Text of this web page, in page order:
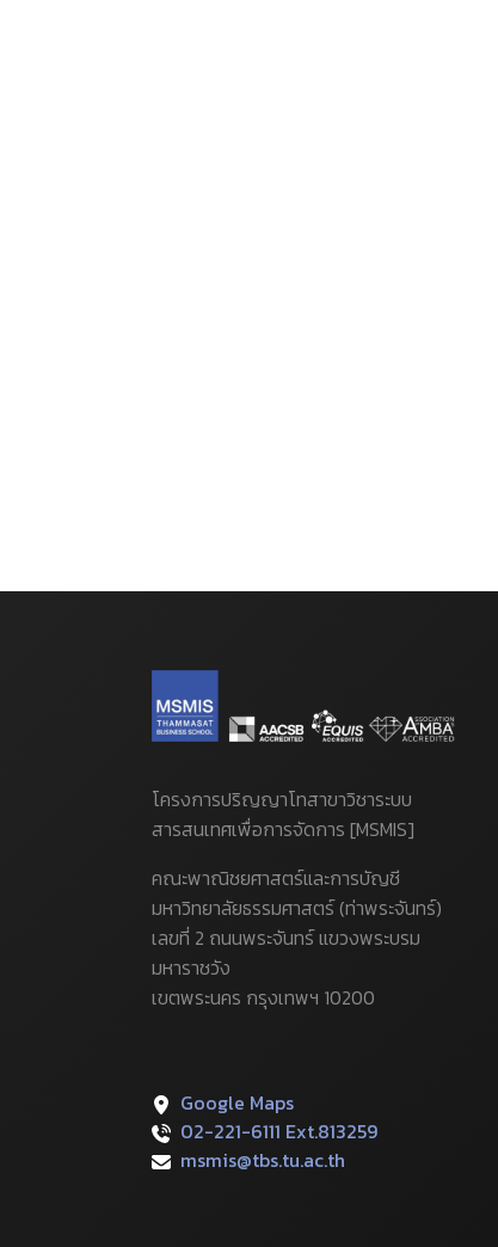
โครงการปริญญาโทสาขาวิชาระบบ
สารสนเทศเพื่อการจัดการ [MSMIS]
คณะพาณิชยศาสตร์และการบัญชี
มหาวิทยาลัยธรรมศาสตร์ (ท่าพระจันทร์)
เลขที่ 2 ถนนพระจันทร์ แขวงพระบรม
มหาราชวัง
เขตพระนคร กรุงเทพฯ 10200
Google Maps
02-221-6111 Ext.813259
msmis@tbs.tu.ac.th